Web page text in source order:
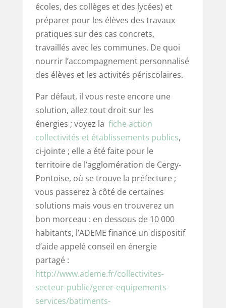
écoles, des collèges et des lycées) et
préparer pour les élèves des travaux
pratiques sur des cas concrets,
travaillés avec les communes. De quoi
nourrir l’accompagnement personnalisé
des élèves et les activités périscolaires.
Par défaut, il vous reste encore une
solution, allez tout droit sur les
énergies ; voyez la fiche action
collectivités et établissements publics,
ci-jointe ; elle a été faite pour le
territoire de l’agglomération de Cergy-
Pontoise, où se trouve la préfecture ;
vous passerez à côté de certaines
solutions mais vous en trouverez un
bon morceau : en dessous de 10 000
habitants, l’ADEME finance un dispositif
d’aide appelé conseil en énergie
partagé :
http://www.ademe.fr/collectivites-
secteur-public/gerer-equipements-
services/batiments-